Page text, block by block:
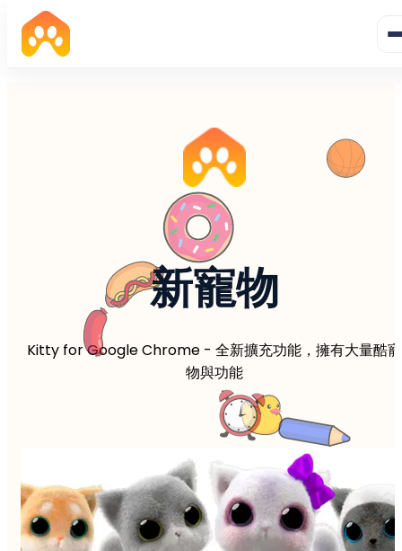
新寵物
Kitty for Google Chrome - 全新擴充功能，擁有大量酷寵
物與功能